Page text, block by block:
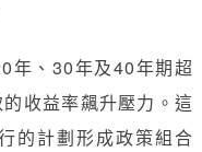
年、30年及40年期超
收益率飆升壓力。這
的計劃形成政策組合